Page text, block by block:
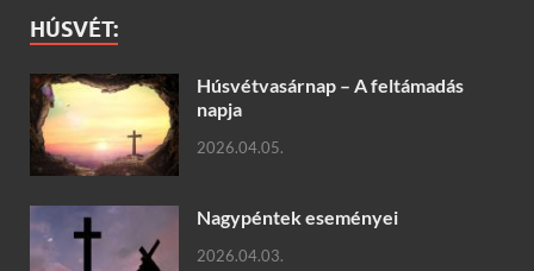
HÚSVÉT:
Húsvétvasárnap – A feltámadás
napja
2026.04.05.
Nagypéntek eseményei
2026.04.03.